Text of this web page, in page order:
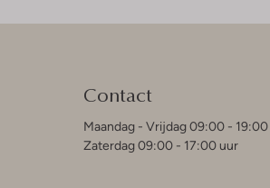
Contact
Maandag - Vrijdag 09:00 -
Zaterdag 09:00 - 17:00 uur